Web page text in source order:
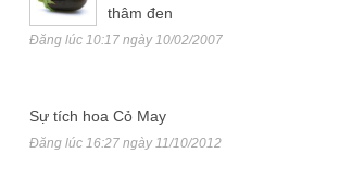
thâm đen
Đăng lúc 10:17 ngày 10/02/2007
Sự tích hoa Cỏ May
Đăng lúc 16:27 ngày 11/10/2012